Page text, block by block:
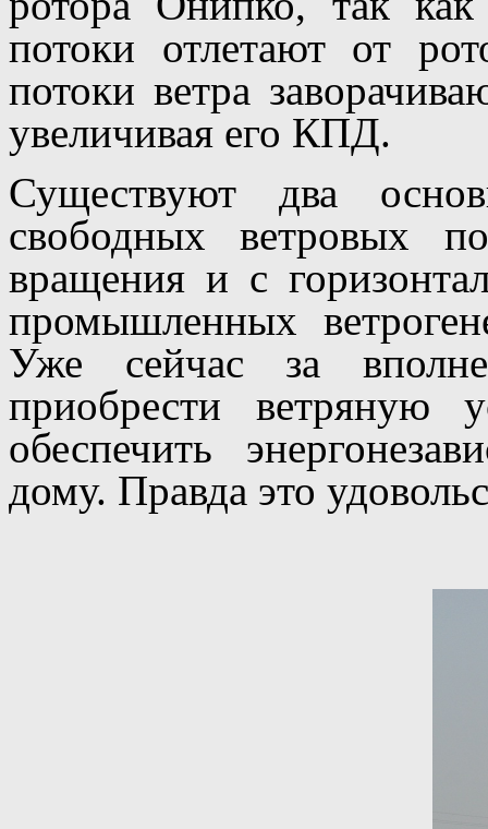
потоки отлетают от
потоки ветра
увеличивая его КПД.
Существуют два
свободных ветровых
вращения и с
промышленных
Уже сейчас за
приобрести ветряную
обеспечить
дому. Правда это